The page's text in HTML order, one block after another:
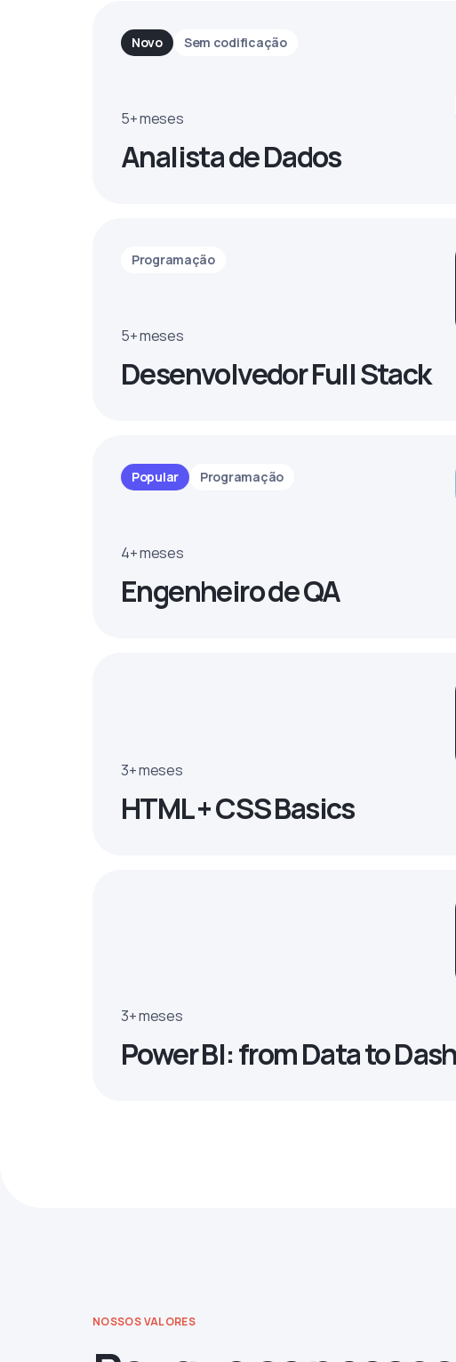
Novo Sem codificação
5+ meses
Analista de Dados
Programação
5+ meses
Desenvolvedor Full Stack
Popular Programação
4+ meses
Engenheiro de QA
3+ meses
HTML + CSS Basics
3+ meses
Power BI: from Data to
NOSSOS VALORES